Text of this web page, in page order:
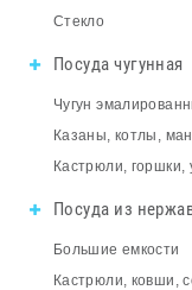
Стекло
Посуда чугунная
Чугун
Казаны, котлы,
Кастрюли, горшки,
Посуда из
Большие емкости
Кастрюли, ковши,